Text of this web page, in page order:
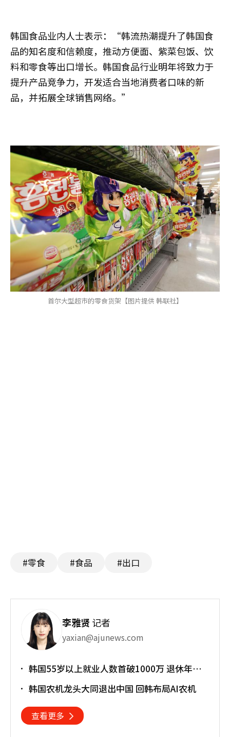
韩国食品业内人士表示：“韩流热潮提升了韩国食
品的知名度和信赖度，推动方便面、紫菜包饭、饮
料和零食等出口增长。韩国食品行业明年将致力于
提升产品竞争力，开发适合当地消费者口味的新
品，并拓展全球销售网络。”
首尔大型超市的零食货架【图片提供 韩联社】
#零食 #食品 #出口
李雅贤记者
yaxian@ajunews.com
韩国55岁以上就业人数首破1000万 退休年龄
韩国农机龙头大同退出中国 回韩布局AI农机
查看更多